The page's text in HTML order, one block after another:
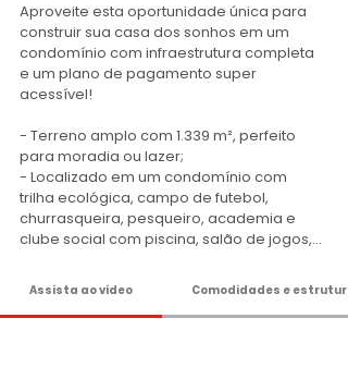
Aproveite esta oportunidade única para
construir sua casa dos sonhos em um
condomínio com infraestrutura completa
e um plano de pagamento super
acessível!
- Terreno amplo com 1.339 m², perfeito
para moradia ou lazer;
- Localizado em um condomínio com
trilha ecológica, campo de futebol,
churrasqueira, pesqueiro, academia e
clube social com piscina, salão de jogos,
de ginástica.
Apenas R$ 148.500,00 - Entrada R$
Assista ao vídeo Comodidades e estrutura